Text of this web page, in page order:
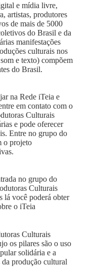
e mídia livre,
artistas, produtores
de mais de 5000
do Brasil e da
manifestações
culturais nos
e texto) compõem
do Brasil.
na Rede iTeia e
em contato com o
Culturais
e pode oferecer
Entre no grupo do
o projeto
.
no grupo do
Culturais
lá você poderá obter
o iTeia
Culturais
os pilares são o uso
solidária e a
da produção cultural